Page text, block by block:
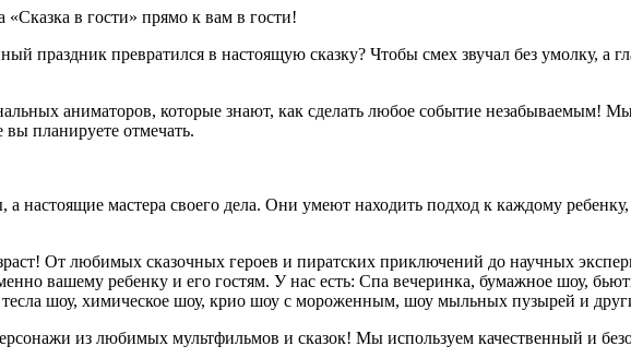
«Сказка в гости» прямо к вам в гости!
праздник превратился в настоящую сказку? Чтобы смех звучал без умолку, а
аниматоров, которые знают, как сделать любое событие незабываемым!
планируете отмечать.
мастера своего дела. Они умеют находить подход к каждому ребенку,
От любимых сказочных героев и пиратских приключений до научных
вашему ребенку и его гостям. У нас есть: Спа вечеринка, бумажное шоу,
шоу, химическое шоу, крио шоу с мороженным, шоу мыльных пузырей и
из любимых мультфильмов и сказок! Мы используем качественный и